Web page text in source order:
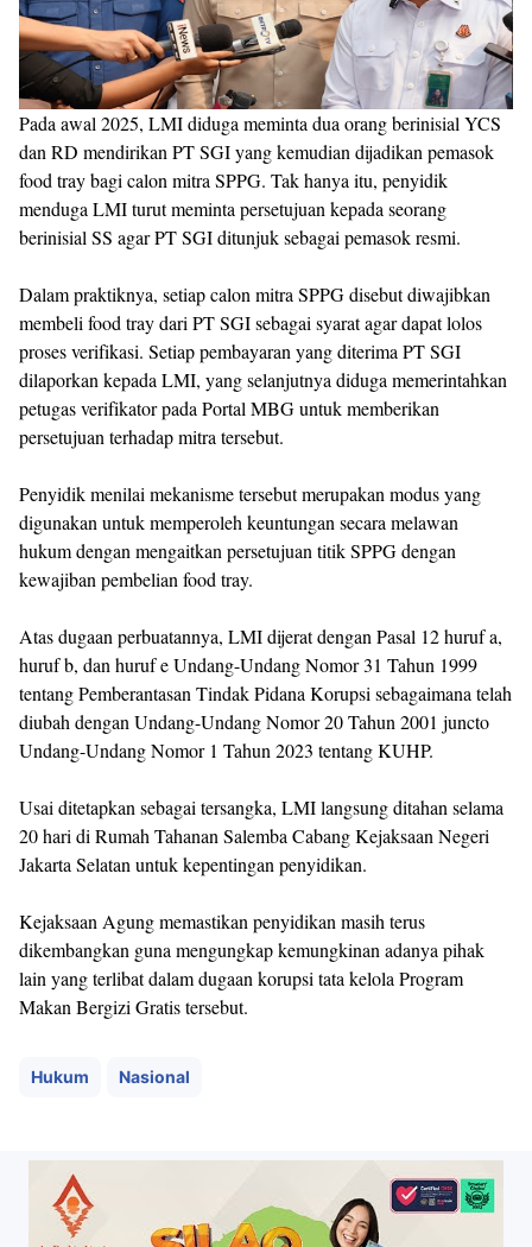
Pada awal 2025, LMI diduga meminta dua orang berinisial YCS
dan RD mendirikan PT SGI yang kemudian dijadikan pemasok
food tray bagi calon mitra SPPG. Tak hanya itu, penyidik
menduga LMI turut meminta persetujuan kepada seorang
berinisial SS agar PT SGI ditunjuk sebagai pemasok resmi.
Dalam praktiknya, setiap calon mitra SPPG disebut diwajibkan
membeli food tray dari PT SGI sebagai syarat agar dapat lolos
proses verifikasi. Setiap pembayaran yang diterima PT SGI
dilaporkan kepada LMI, yang selanjutnya diduga memerintahkan
petugas verifikator pada Portal MBG untuk memberikan
persetujuan terhadap mitra tersebut.
Penyidik menilai mekanisme tersebut merupakan modus yang
digunakan untuk memperoleh keuntungan secara melawan
hukum dengan mengaitkan persetujuan titik SPPG dengan
kewajiban pembelian food tray.
Atas dugaan perbuatannya, LMI dijerat dengan Pasal 12 huruf a,
huruf b, dan huruf e Undang-Undang Nomor 31 Tahun 1999
tentang Pemberantasan Tindak Pidana Korupsi sebagaimana telah
diubah dengan Undang-Undang Nomor 20 Tahun 2001 juncto
Undang-Undang Nomor 1 Tahun 2023 tentang KUHP.
Usai ditetapkan sebagai tersangka, LMI langsung ditahan selama
20 hari di Rumah Tahanan Salemba Cabang Kejaksaan Negeri
Jakarta Selatan untuk kepentingan penyidikan.
Kejaksaan Agung memastikan penyidikan masih terus
dikembangkan guna mengungkap kemungkinan adanya pihak
lain yang terlibat dalam dugaan korupsi tata kelola Program
Makan Bergizi Gratis tersebut.
Hukum Nasional